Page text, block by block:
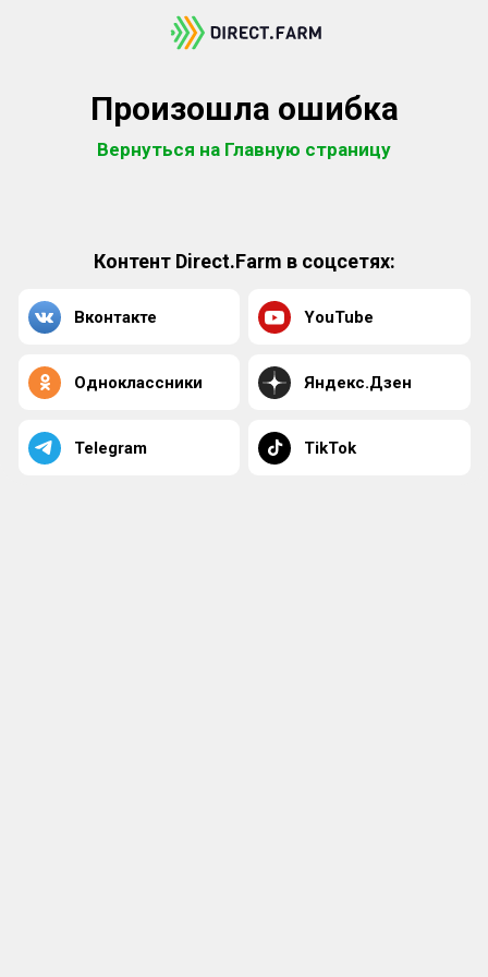
Произошла ошибка
Вернуться на Главную страницу
Контент Direct.Farm в соцсетях:
Вконтакте YouTube
Одноклассники Яндекс.Дзен
Telegram TikTok